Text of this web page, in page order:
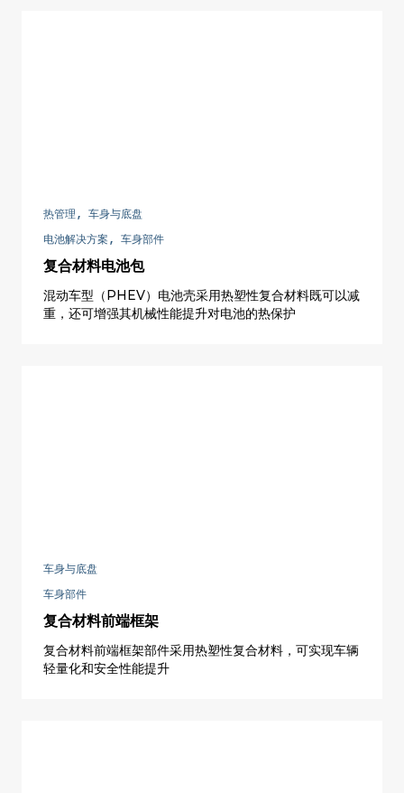
热管理, 车身与底盘
电池解决方案, 车身部件
复合材料电池包
混动车型（PHEV）电池壳采用热塑性复合材料既可以减
重，还可增强其机械性能提升对电池的热保护
车身与底盘
车身部件
复合材料前端框架
复合材料前端框架部件采用热塑性复合材料，可实现车辆
轻量化和安全性能提升